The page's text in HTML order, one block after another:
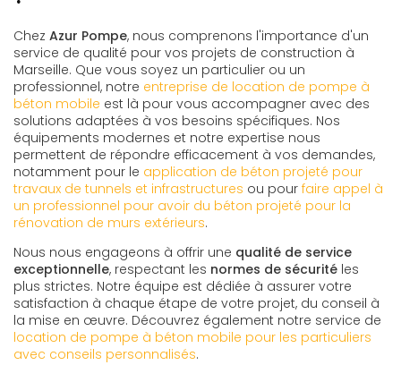
Chez Azur Pompe, nous comprenons l'importance d'un
service de qualité pour vos projets de construction à
Marseille. Que vous soyez un particulier ou un
professionnel, notre entreprise de location de pompe à
béton mobile est là pour vous accompagner avec des
solutions adaptées à vos besoins spécifiques. Nos
équipements modernes et notre expertise nous
permettent de répondre efficacement à vos demandes,
notamment pour le application de béton projeté pour
travaux de tunnels et infrastructures ou pour faire appel à
un professionnel pour avoir du béton projeté pour la
rénovation de murs extérieurs.
Nous nous engageons à offrir une qualité de service
exceptionnelle, respectant les normes de sécurité les
plus strictes. Notre équipe est dédiée à assurer votre
satisfaction à chaque étape de votre projet, du conseil à
la mise en œuvre. Découvrez également notre service de
location de pompe à béton mobile pour les particuliers
avec conseils personnalisés.